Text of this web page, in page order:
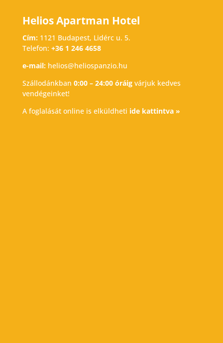
Helios Apartman Hotel
Cím:1121 Budapest, Lidérc u. 5.
Telefon: +36 1 246 4658
e-mail:helios@heliospanzio.hu
Szállodánkban 0:00 – 24:00 óráigvárjuk kedves
vendégeinket!
A foglalását online is elküldheti ide kattintva »